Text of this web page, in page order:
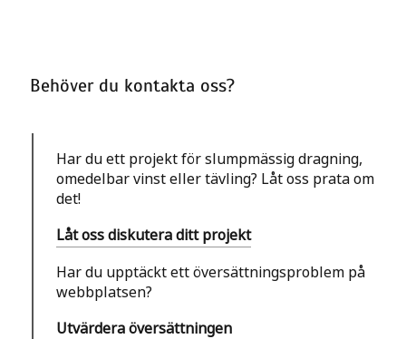
Behöver du kontakta oss?
Har du ett projekt för slumpmässig dragning,
omedelbar vinst eller tävling? Låt oss prata om
det!
Låt oss diskutera ditt projekt
Har du upptäckt ett översättningsproblem på
webbplatsen?
Utvärdera översättningen